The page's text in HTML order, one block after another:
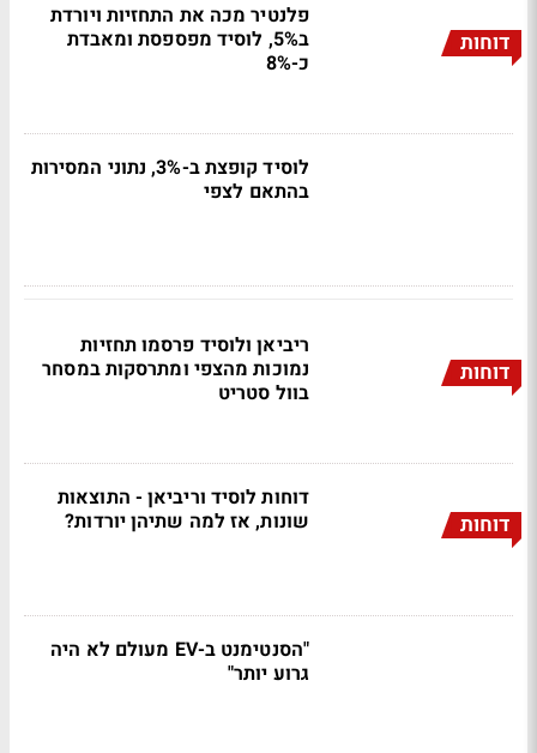
דוחות
פלנטיר מכה את התחזיות ויורדת
ב5%, לוסיד מפספסת ומאבדת
כ-8%
לוסיד קופצת ב-3%, נתוני המסירות
בהתאם לצפי
דוחות
ריביאן ולוסיד פרסמו תחזיות
נמוכות מהצפי ומתרסקות במסחר
בוול סטריט
דוחות
דוחות לוסיד וריביאן - התוצאות
שונות, אז למה שתיהן יורדות?
"הסנטימנט ב-EV מעולם לא היה
גרוע יותר"